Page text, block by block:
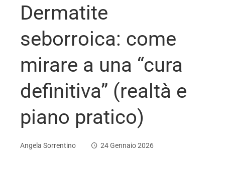
Dermatite
seborroica: come
mirare a una “cura
definitiva” (realtà e
piano pratico)
Angela Sorrentino 24 Gennaio 2026